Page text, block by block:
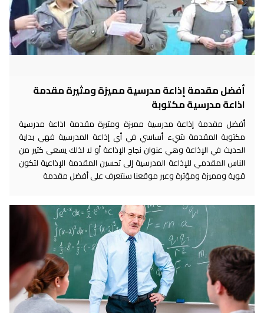
أفضل مقدمة إذاعة مدرسية مميزة ومثيرة مقدمة
اذاعة مدرسية مكتوبة
أفضل مقدمة إذاعة مدرسية مميزة ومثيرة مقدمة اذاعة مدرسية
مكتوبة المقدمة شيء أساسي في أي إذاعة المدرسية فهي بداية
الحديث في الإذاعة وهي عنوان نجاح الإذاعة أو لا لذلك يسعى كثير من
الناس المقدمي للإذاعة المدرسية إلى تحسين المقدمة الإذاعية لتكون
قوية ومميزة ومؤثرة وعبر موقعنا سنتعرف على أفضل مقدمة